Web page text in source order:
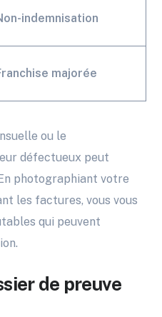
indemnisation
majorée
ou le
défectueux peut
photographiant votre
les factures, vous vous
qui peuvent
de preuve